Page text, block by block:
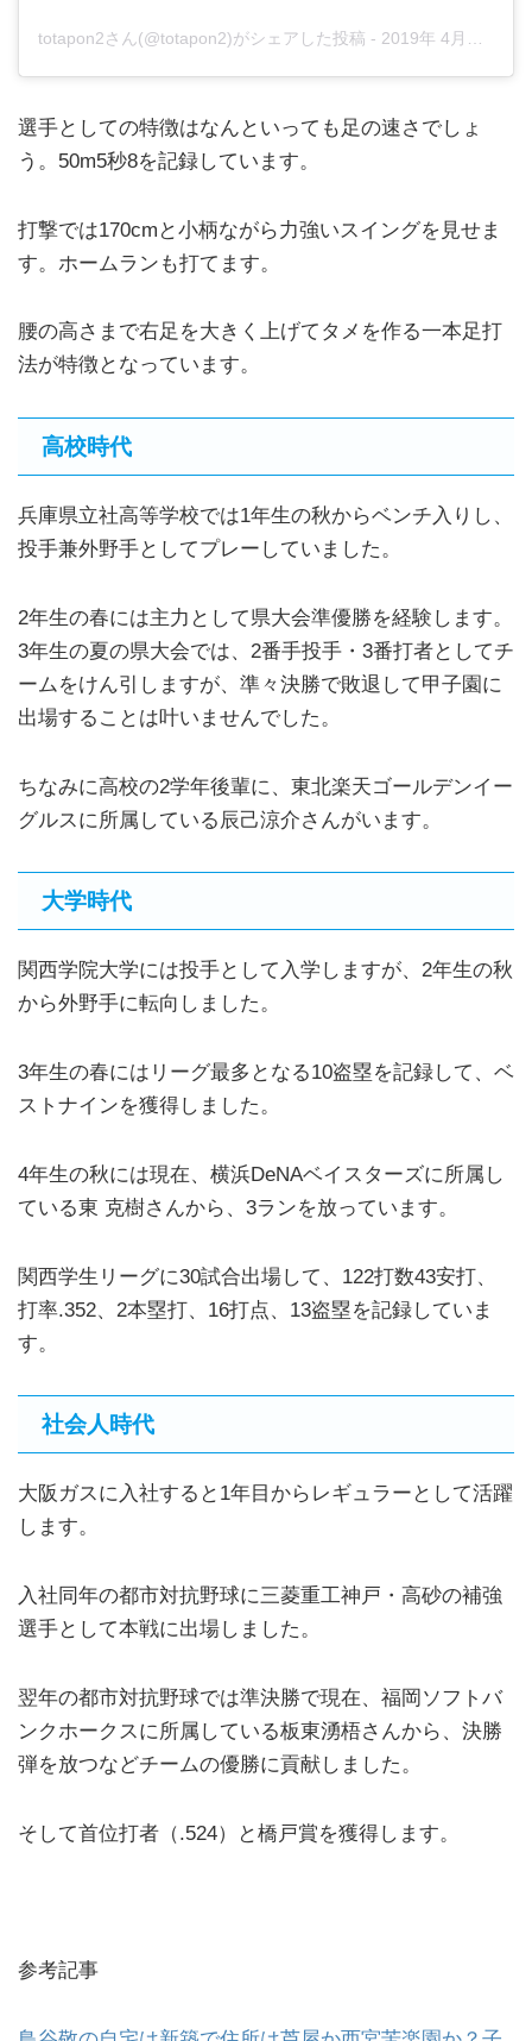
totapon2さん(@totapon2)がシェアした投稿 - 2019年 4月月25日午前4時58分PDT
選手としての特徴はなんといっても足の速さでしょ
う。50m5秒8を記録しています。
打撃では170cmと小柄ながら力強いスイングを見せま
す。ホームランも打てます。
腰の高さまで右足を大きく上げてタメを作る一本足打
法が特徴となっています。
高校時代
兵庫県立社高等学校では1年生の秋からベンチ入りし、
投手兼外野手としてプレーしていました。
2年生の春には主力として県大会準優勝を経験します。
3年生の夏の県大会では、2番手投手・3番打者としてチ
ームをけん引しますが、準々決勝で敗退して甲子園に
出場することは叶いませんでした。
ちなみに高校の2学年後輩に、東北楽天ゴールデンイー
グルスに所属している辰己涼介さんがいます。
大学時代
関西学院大学には投手として入学しますが、2年生の秋
から外野手に転向しました。
3年生の春にはリーグ最多となる10盗塁を記録して、ベ
ストナインを獲得しました。
4年生の秋には現在、横浜DeNAベイスターズに所属し
ている東 克樹さんから、3ランを放っています。
関西学生リーグに30試合出場して、122打数43安打、
打率.352、2本塁打、16打点、13盗塁を記録していま
す。
社会人時代
大阪ガスに入社すると1年目からレギュラーとして活躍
します。
入社同年の都市対抗野球に三菱重工神戸・高砂の補強
選手として本戦に出場しました。
翌年の都市対抗野球では準決勝で現在、福岡ソフトバ
ンクホークスに所属している板東湧梧さんから、決勝
弾を放つなどチームの優勝に貢献しました。
そして首位打者（.524）と橋戸賞を獲得します。
参考記事